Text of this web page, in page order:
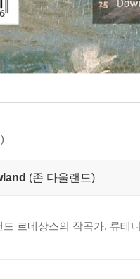
(존 다울랜드)
드 르네상스의 작곡가, 류테